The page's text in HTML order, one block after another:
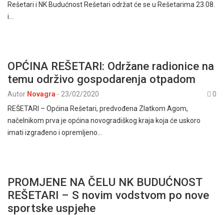
Rešetari i NK Budućnost Rešetari održat će se u Rešetarima 23.08.
i…
OPĆINA REŠETARI: Održane radionice na
temu održivo gospodarenja otpadom
Autor Novagra - 23/02/2020
0
REŠETARI – Općina Rešetari, predvođena Zlatkom Agom,
načelnikom prva je općina novogradiškog kraja koja će uskoro
imati izgrađeno i opremljeno…
PROMJENE NA ČELU NK BUDUĆNOST
REŠETARI – S novim vodstvom po nove
sportske uspjehe